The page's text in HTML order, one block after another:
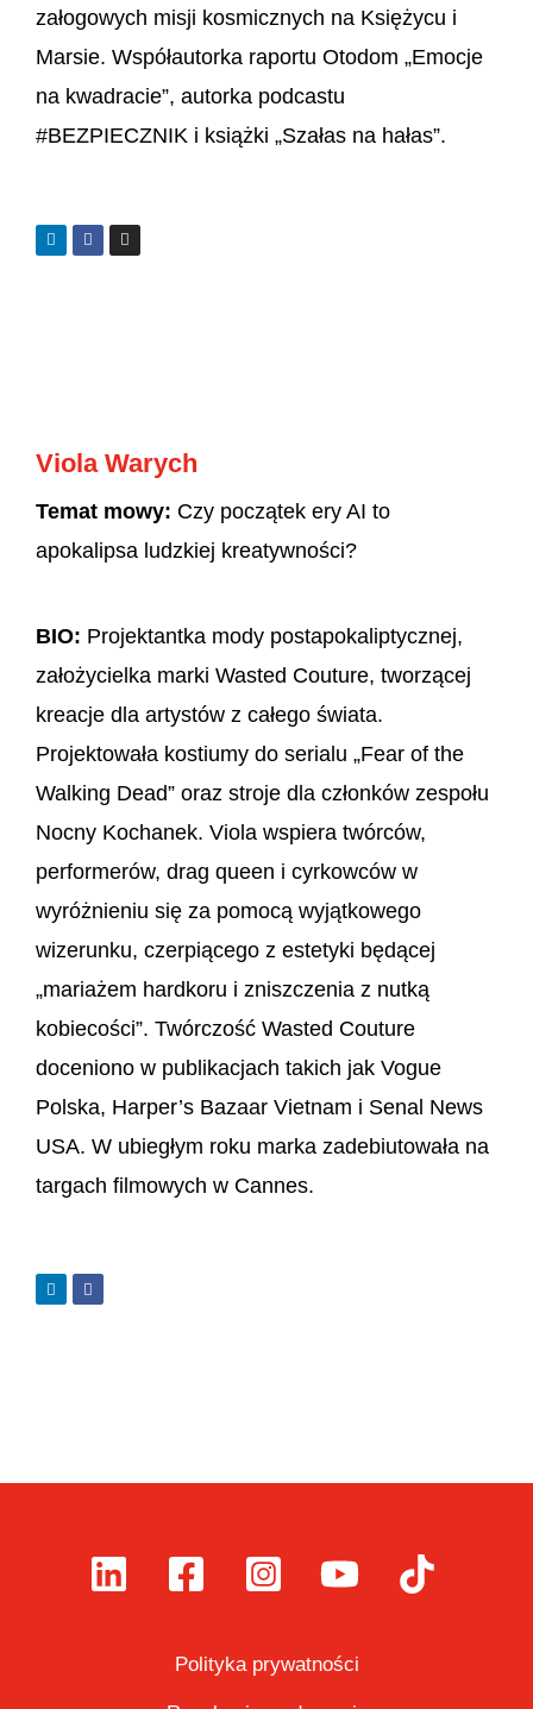
załogowych misji kosmicznych na Księżycu i
Marsie. Współautorka raportu Otodom „Emocje
na kwadracie”, autorka podcastu
#BEZPIECZNIK i książki „Szałas na hałas”.
Viola Warych
Temat mowy: Czy początek ery AI to
apokalipsa ludzkiej kreatywności?
BIO: Projektantka mody postapokaliptycznej,
założycielka marki Wasted Couture, tworzącej
kreacje dla artystów z całego świata.
Projektowała kostiumy do serialu „Fear of the
Walking Dead” oraz stroje dla członków zespołu
Nocny Kochanek. Viola wspiera twórców,
performerów, drag queen i cyrkowców w
wyróżnieniu się za pomocą wyjątkowego
wizerunku, czerpiącego z estetyki będącej
„mariażem hardkoru i zniszczenia z nutką
kobiecości”. Twórczość Wasted Couture
doceniono w publikacjach takich jak Vogue
Polska, Harper’s Bazaar Vietnam i Senal News
USA. W ubiegłym roku marka zadebiutowała na
targach filmowych w Cannes.
Polityka prywatności